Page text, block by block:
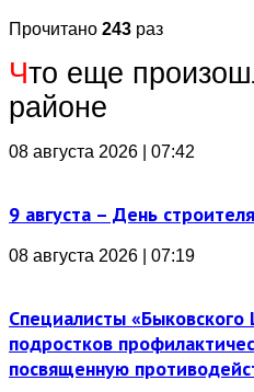
Прочитано 243 раз
Что еще
районе
08 августа 2026 | 07:42
9 августа – День
08 августа 2026 | 07:19
Специалисты
подростков
посвященную